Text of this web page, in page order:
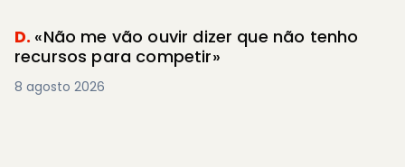
D. «Não me vão ouvir dizer que não tenho
recursos para competir»
8 agosto 2026